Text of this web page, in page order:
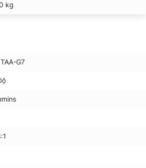
kg
G7